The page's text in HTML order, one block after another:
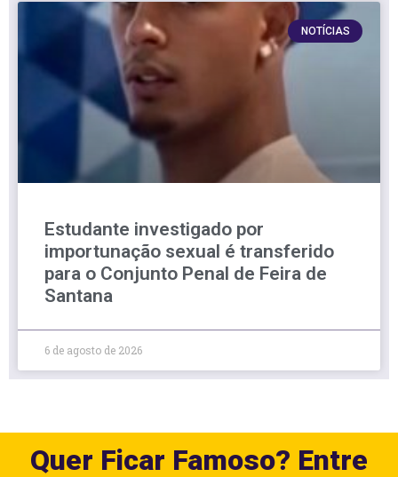
NOTÍCIAS
Estudante investigado por
importunação sexual é transferido
para o Conjunto Penal de Feira de
Santana
6 de agosto de 2026
Quer Ficar Famoso? Entre